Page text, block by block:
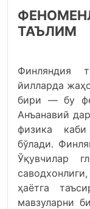
ТАЪЛИМ
Финляндия
йилларда
бири — бу
Анъанавий
физика
бўлади.
Ўқувчилар
ҳаётга
мавзуларни